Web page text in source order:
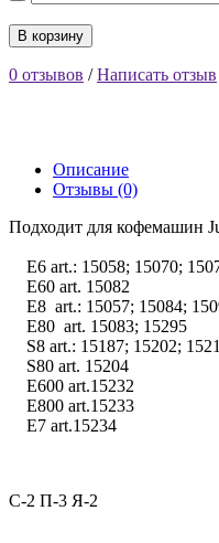
В корзину
0 отзывов /Написать отзыв
Описание
Отзывы (0)
Подходит для кофемашин
E6 art.: 15058; 15070;
E60 art. 15082
E8 art.: 15057; 15084;
E80 art. 15083; 15295
S8 art.: 15187; 15202;
S80 art. 15204
E600 art.15232
E800 art.15233
E7 art.15234
С-2 П-3 Я-2